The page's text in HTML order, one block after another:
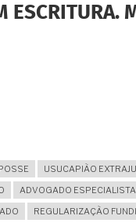
ESCRITURA.
USUCAPIÃO
ADVOGADO
REGULARIZAÇÃO